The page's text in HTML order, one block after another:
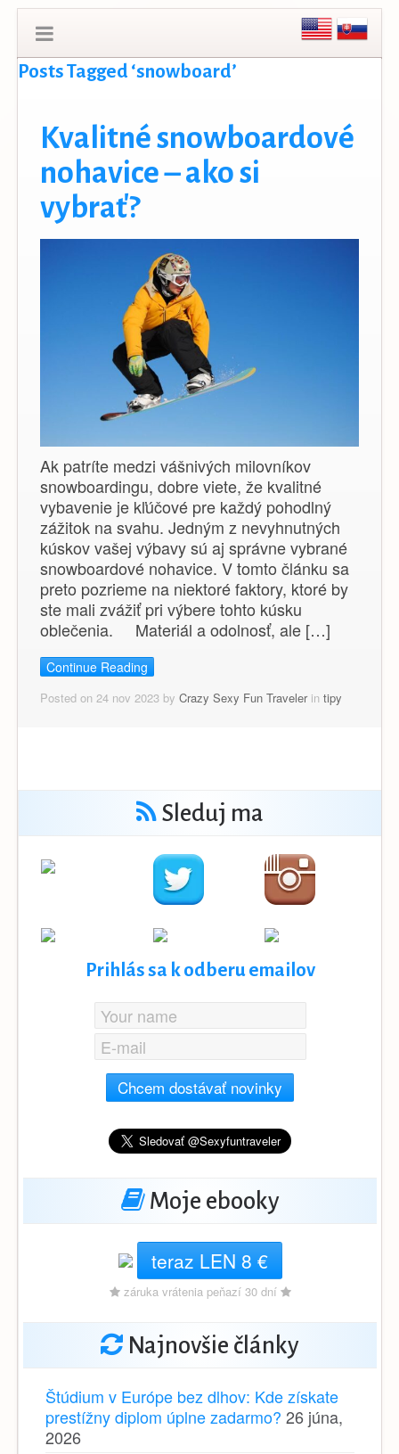
Posts Tagged ‘snowboard’
Kvalitné snowboardové
nohavice – ako si
vybrať?
Ak patríte medzi vášnivých milovníkov
snowboardingu, dobre viete, že kvalitné
vybavenie je kľúčové pre každý pohodlný
zážitok na svahu. Jedným z nevyhnutných
kúskov vašej výbavy sú aj správne vybrané
snowboardové nohavice. V tomto článku sa
preto pozrieme na niektoré faktory, ktoré by
ste mali zvážiť pri výbere tohto kúsku
oblečenia. Materiál a odolnosť, ale […]
Continue Reading
Posted on 24 nov 2023 by Crazy Sexy Fun Travelerin tipy
Sleduj ma
Prihlás sa k odberu emailov
Chcem dostávať novinky
Moje ebooky
teraz LEN 8 €
záruka vrátenia peňazí 30 dní
Najnovšie články
Štúdium v Európe bez dlhov: Kde získate
prestížny diplom úplne zadarmo? 26 júna,
2026